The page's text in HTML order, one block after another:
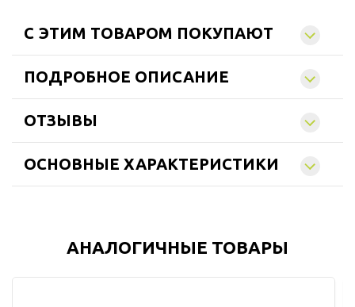
C ЭТИМ ТОВАРОМ ПОКУПАЮТ
ПОДРОБНОЕ ОПИСАНИЕ
ОТЗЫВЫ
ОСНОВНЫЕ ХАРАКТЕРИСТИКИ
АНАЛОГИЧНЫЕ ТОВАРЫ